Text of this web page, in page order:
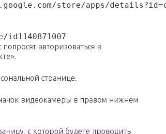
store/apps/
авторизоваться в
странице.
видеокамеры в правом нижнем
с которой будете проводить